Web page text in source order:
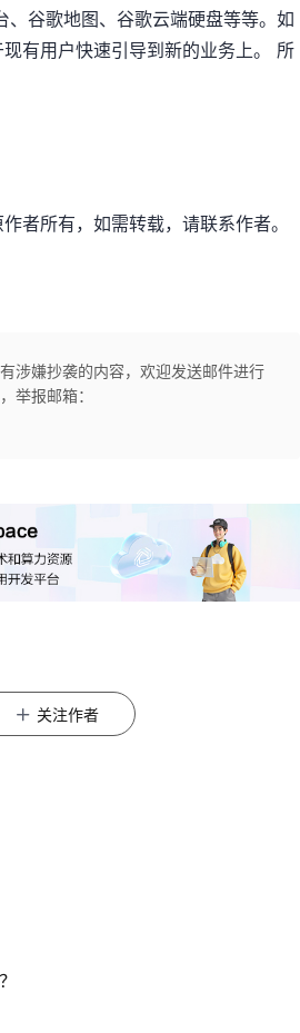
谷歌地图、谷歌云端硬盘等等。如
有用户快速引导到新的业务上。 所
者所有，如需转载，请联系作者。
涉嫌抄袭的内容，欢迎发送邮件进行
举报邮箱：
关注作者